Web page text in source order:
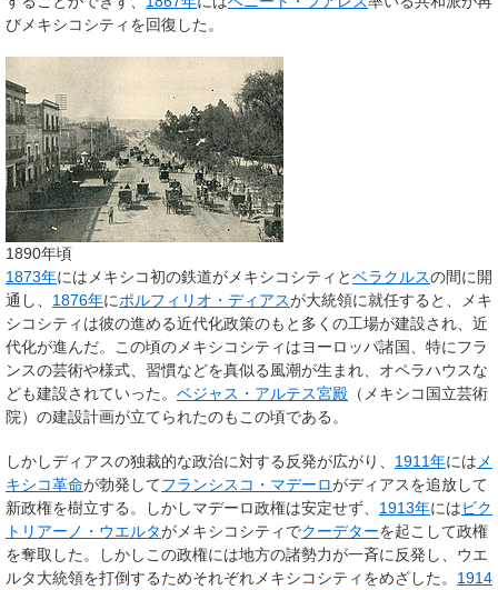
びメキシコシティを回復した。
1890年頃
1873年にはメキシコ初の鉄道がメキシコシティとベラクルスの間に開
通し、 1876年にポルフィリオ・ディアスが大統領に就任すると、メキ
シコシティは彼の進める近代化政策のもと多くの工場が建設され、近
代化が進んだ。この頃のメキシコシティはヨーロッパ諸国、特にフラ
ンスの芸術や様式、習慣などを真似る風潮が生まれ、オペラハウスな
ども建設されていった。 ベジャス・アルテス宮殿 （メキシコ国立芸術
院）の建設計画が立てられたのもこの頃である。
しかしディアスの独裁的な政治に対する反発が広がり、 1911年には メ
キシコ革命が勃発してフランシスコ・マデーロがディアスを追放して
新政権を樹立する。しかしマデーロ政権は安定せず、 1913年にはビク
トリアーノ・ウエルタがメキシコシティでクーデターを起こして政権
を奪取した。しかしこの政権には地方の諸勢力が一斉に反発し、ウエ
ルタ大統領を打倒するためそれぞれメキシコシティをめざした。 1914